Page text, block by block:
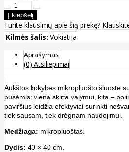
Turite klausimų apie šią prekę?
Kilmės šalis: Vokietija
Aprašymas
(0) Atsiliepimai
Aukštos kokybės mikropluošto šluostė
pusėmis: viena skirta valymui, kita –
paviršius leidžia efektyviai surinkti
tiek sausam, tiek drėgnam naudojimui.
Medžiaga: mikropluoštas.
Dydis: 40 × 40 cm.